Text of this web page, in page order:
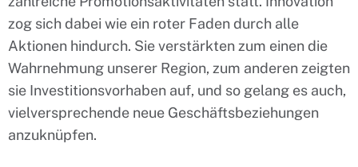
zog sich dabei wie ein roter Faden durch alle
Aktionen hindurch. Sie verstärkten zum einen die
Wahrnehmung unserer Region, zum anderen zeigten
sie Investitionsvorhaben auf, und so gelang es auch,
vielversprechende neue Geschäftsbeziehungen
anzuknüpfen.